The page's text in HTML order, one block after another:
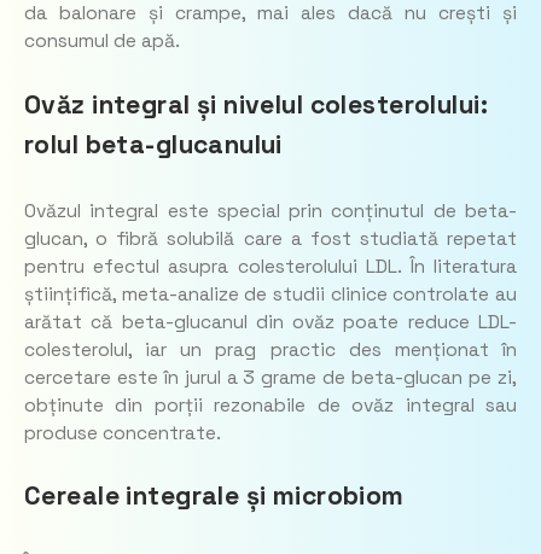
da balonare și crampe, mai ales dacă nu crești și
consumul de apă.
Ovăz integral și nivelul colesterolului:
rolul beta-glucanului
Ovăzul integral este special prin conținutul de beta-
glucan, o fibră solubilă care a fost studiată repetat
pentru efectul asupra colesterolului LDL. În literatura
științifică, meta-analize de studii clinice controlate au
arătat că beta-glucanul din ovăz poate reduce LDL-
colesterolul, iar un prag practic des menționat în
cercetare este în jurul a 3 grame de beta-glucan pe zi,
obținute din porții rezonabile de ovăz integral sau
produse concentrate.
Cereale integrale și microbiom